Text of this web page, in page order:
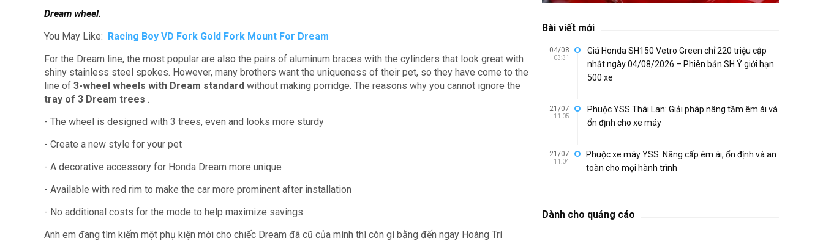
Dream wheel.
You May Like: Racing Boy VD Fork Gold Fork Mount For Dream
For the Dream line, the most popular are also the pairs of aluminum braces with the cylinders that look great with
shiny stainless steel spokes. However, many brothers want the uniqueness of their pet, so they have come to the
line of 3-wheel wheels with Dream standard without making porridge. The reasons why you cannot ignore the
tray of 3 Dream trees .
- The wheel is designed with 3 trees, even and looks more sturdy
- Create a new style for your pet
- A decorative accessory for Honda Dream more unique
- Available with red rim to make the car more prominent after installation
- No additional costs for the mode to help maximize savings
Anh em đang tìm kiếm một phụ kiện mới cho chiếc Dream đã cũ của mình thì còn gì bằng đến ngay Hoàng Trí
Bài viết mới
04/08
03:31
Giá Honda SH150 Vetro Green chỉ 220 triệu cập
nhật ngày 04/08/2026 – Phiên bản SH Ý giới hạn
500 xe
21/07
11:05
Phuộc YSS Thái Lan: Giải pháp nâng tầm êm ái và
ổn định cho xe máy
21/07
11:04
Phuộc xe máy YSS: Nâng cấp êm ái, ổn định và an
toàn cho mọi hành trình
Dành cho quảng cáo